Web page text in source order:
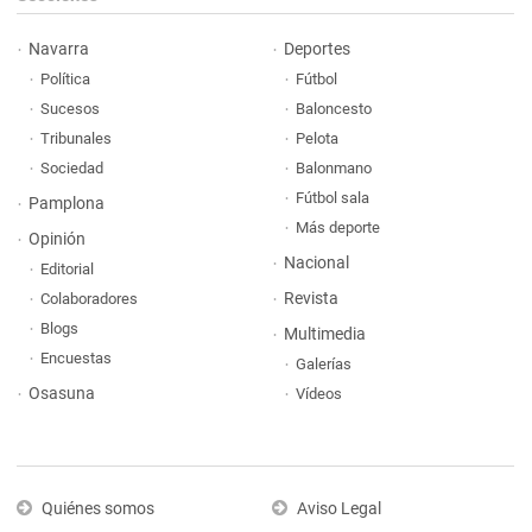
Navarra
Política
Sucesos
Tribunales
Sociedad
Pamplona
Opinión
Editorial
Colaboradores
Blogs
Encuestas
Osasuna
Deportes
Fútbol
Baloncesto
Pelota
Balonmano
Fútbol sala
Más deporte
Nacional
Revista
Multimedia
Galerías
Vídeos
Quiénes somos Aviso Legal